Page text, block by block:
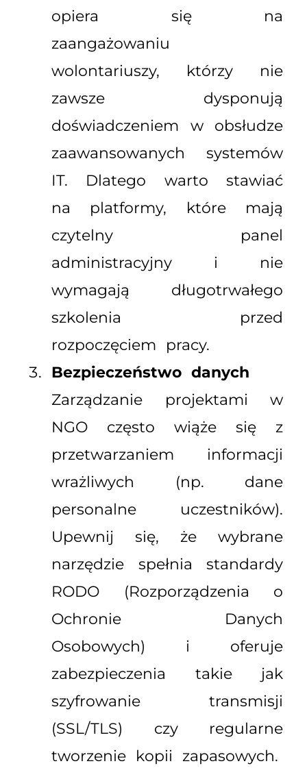
opiera się na
zaangażowaniu
wolontariuszy, którzy nie
zawsze dysponują
doświadczeniem w obsłudze
zaawansowanych systemów
IT. Dlatego warto stawiać
na platformy, które mają
czytelny panel
administracyjny i nie
wymagają długotrwałego
szkolenia przed
rozpoczęciem pracy.
Bezpieczeństwo danych
Zarządzanie projektami w
NGO często wiąże się z
przetwarzaniem informacji
wrażliwych (np. dane
personalne uczestników).
Upewnij się, że wybrane
narzędzie spełnia standardy
RODO (Rozporządzenia o
Ochronie Danych
Osobowych) i oferuje
zabezpieczenia takie jak
szyfrowanie transmisji
(SSL/TLS) czy regularne
tworzenie kopii zapasowych.